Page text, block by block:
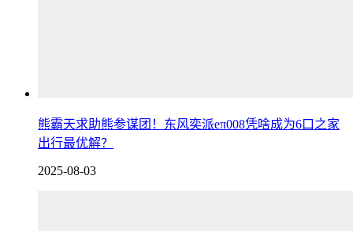
熊霸天求助熊参谋团！东风奕派eπ008凭啥成为6口之家
出行最优解？
2025-08-03